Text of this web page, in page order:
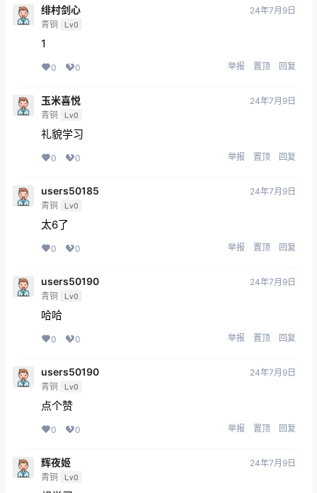
绯村剑心
青铜 Lv0
24年7月9日
1
0 0 举报 置顶 回复
玉米喜悦
青铜 Lv0
24年7月9日
礼貌学习
0 0 举报 置顶 回复
users50185
青铜 Lv0
24年7月9日
太6了
0 0 举报 置顶 回复
users50190
青铜 Lv0
24年7月9日
哈哈
0 0 举报 置顶 回复
users50190
青铜 Lv0
24年7月9日
点个赞
0 0 举报 置顶 回复
辉夜姬
青铜 Lv0
24年7月9日